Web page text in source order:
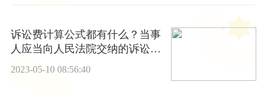
诉讼费计算公式都有什么？当事
人应当向人民法院交纳的诉讼费
用包括哪些费用？
2023-05-10 08:56:40